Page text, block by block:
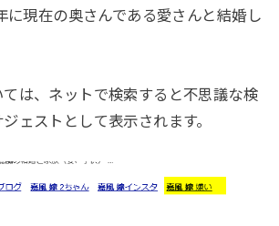
に現在の奥さんである愛さんと結婚し
は、ネットで検索すると不思議な検
ェストとして表示されます。